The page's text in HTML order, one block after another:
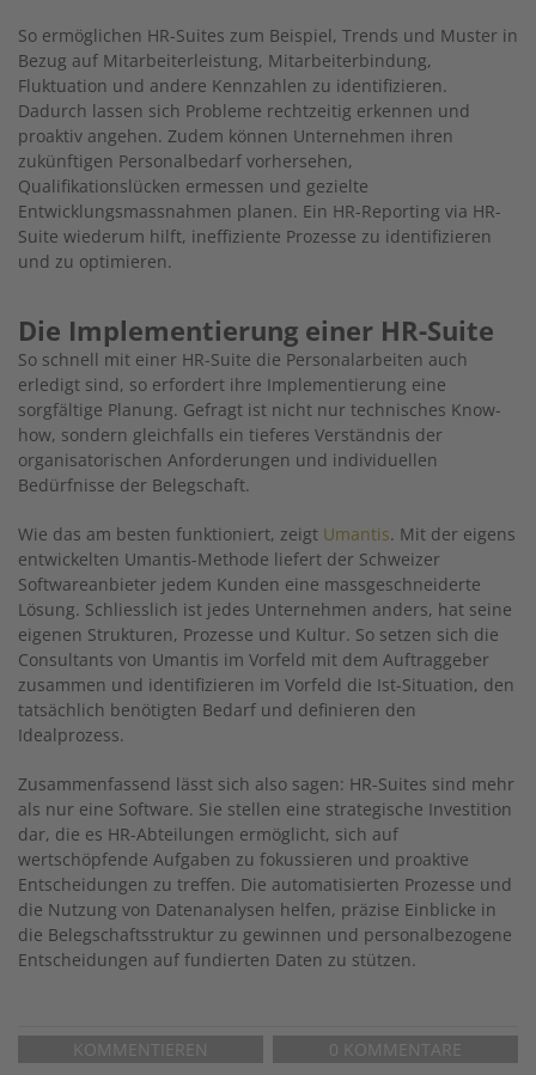
So ermöglichen HR-Suites zum Beispiel, Trends und Muster in
Bezug auf Mitarbeiterleistung, Mitarbeiterbindung,
Fluktuation und andere Kennzahlen zu identifizieren.
Dadurch lassen sich Probleme rechtzeitig erkennen und
proaktiv angehen. Zudem können Unternehmen ihren
zukünftigen Personalbedarf vorhersehen,
Qualifikationslücken ermessen und gezielte
Entwicklungsmassnahmen planen. Ein HR-Reporting via HR-
Suite wiederum hilft, ineffiziente Prozesse zu identifizieren
und zu optimieren.
Die Implementierung einer HR-Suite
So schnell mit einer HR-Suite die Personalarbeiten auch
erledigt sind, so erfordert ihre Implementierung eine
sorgfältige Planung. Gefragt ist nicht nur technisches Know-
how, sondern gleichfalls ein tieferes Verständnis der
organisatorischen Anforderungen und individuellen
Bedürfnisse der Belegschaft.
Wie das am besten funktioniert, zeigt Umantis. Mit der eigens
entwickelten Umantis-Methode liefert der Schweizer
Softwareanbieter jedem Kunden eine massgeschneiderte
Lösung. Schliesslich ist jedes Unternehmen anders, hat seine
eigenen Strukturen, Prozesse und Kultur. So setzen sich die
Consultants von Umantis im Vorfeld mit dem Auftraggeber
zusammen und identifizieren im Vorfeld die Ist-Situation, den
tatsächlich benötigten Bedarf und definieren den
Idealprozess.
Zusammenfassend lässt sich also sagen: HR-Suites sind mehr
als nur eine Software. Sie stellen eine strategische Investition
dar, die es HR-Abteilungen ermöglicht, sich auf
wertschöpfende Aufgaben zu fokussieren und proaktive
Entscheidungen zu treffen. Die automatisierten Prozesse und
die Nutzung von Datenanalysen helfen, präzise Einblicke in
die Belegschaftsstruktur zu gewinnen und personalbezogene
Entscheidungen auf fundierten Daten zu stützen.
KOMMENTIEREN
0 KOMMENTARE